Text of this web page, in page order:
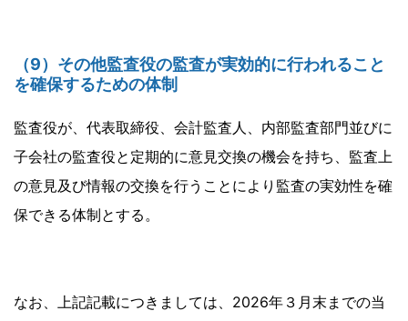
（9）その他監査役の監査が実効的に行われること
を確保するための体制
監査役が、代表取締役、会計監査人、内部監査部門並びに
子会社の監査役と定期的に意見交換の機会を持ち、監査上
の意見及び情報の交換を行うことにより監査の実効性を確
保できる体制とする。
なお、上記記載につきましては、2026年３月末までの当